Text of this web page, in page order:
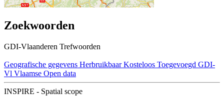
Zoekwoorden
GDI-Vlaanderen Trefwoorden
Geografische gegevens Herbruikbaar Kosteloos Toegevoegd GDI-
Vl Vlaamse Open data
INSPIRE - Spatial scope